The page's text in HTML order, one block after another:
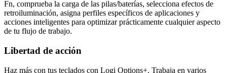
Fn, comprueba la carga de las pilas/baterías, selecciona efectos de
retroiluminación, asigna perfiles específicos de aplicaciones y
acciones inteligentes para optimizar prácticamente cualquier aspecto
de tu flujo de trabajo.
Libertad de acción
Haz más con tus teclados con Logi Options+. Trabaja en varios